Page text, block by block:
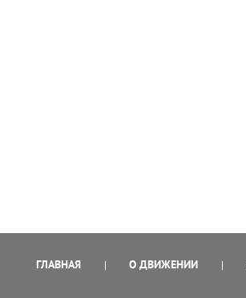
ГЛАВНАЯ О ДВИЖЕНИИ